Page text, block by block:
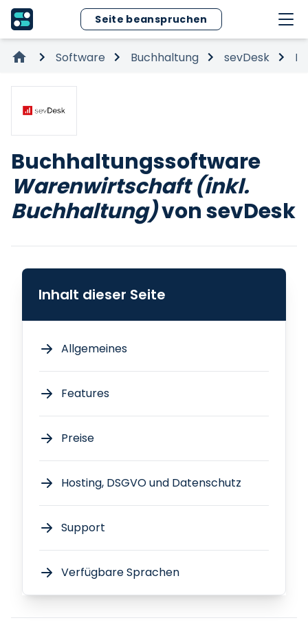
Seite beanspruchen
Software Buchhaltung sevDesk
Buchhaltungssoftware
Warenwirtschaft (inkl.
Buchhaltung)von sevDesk
Inhalt dieser Seite
Allgemeines
Features
Preise
Hosting, DSGVO und Datenschutz
Support
Verfügbare Sprachen